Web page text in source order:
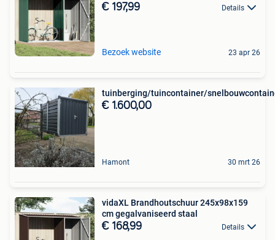
€ 197,99 Details
Bezoek website 23 apr 26
tuinberging/tuincontainer/
€ 1.600,00
Hamont 30 mrt 26
vidaXL Brandhoutschuur 245x98x159
cm gegalvaniseerd staal
€ 168,99 Details